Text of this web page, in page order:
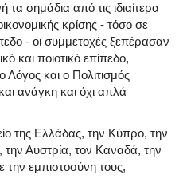
σημάδια από τις ιδιαίτερα
κρίσης - τόσο σε
- οι συμμετοχές ξεπέρασαν
και ποιοτικό επίπεδο,
και ο Πολιτισμός
ανάγκη και όχι απλά
της Ελλάδας, την Κύπρο, την
την Αυστρία, τον Καναδά, την
εμπιστοσύνη τους,